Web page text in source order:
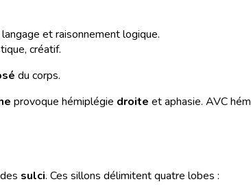
et raisonnement logique.
créatif.
du corps.
provoque hémiplégie droite et aphasie. AVC
sulci. Ces sillons délimitent quatre lobes :